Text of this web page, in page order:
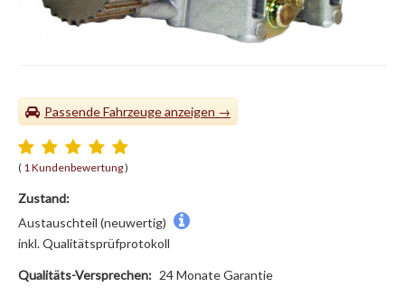
Passende Fahrzeuge
( 1 Kundenbewertung)
Zustand:
Austauschteil (neuwertig)
inkl. Qualitätsprüfprotokoll
Qualitäts-Versprechen: 24 Monate Garantie